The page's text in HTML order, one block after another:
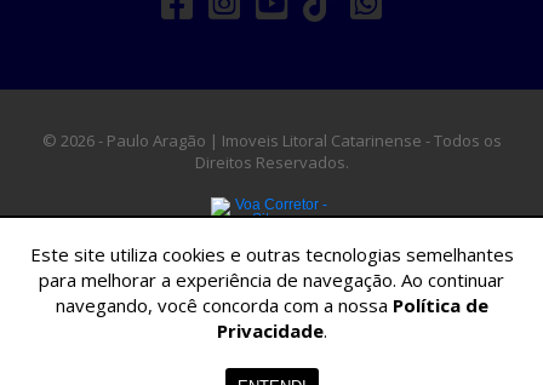
© 2026 - Paulo Aragão | Imoveis Litoral Catarinense - Todos os
Direitos Reservados.
Este site utiliza cookies e outras tecnologias semelhantes
para melhorar a experiência de navegação. Ao continuar
navegando, você concorda com a nossa Política de
Privacidade.